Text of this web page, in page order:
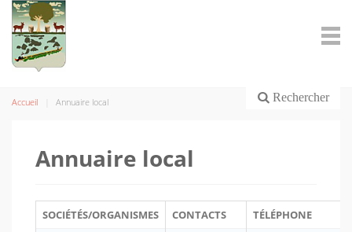
Rechercher
Accueil Annuaire local
Annuaire local
SOCIÉTÉS/ORGANISMES CONTACTS TÉLÉPHONE